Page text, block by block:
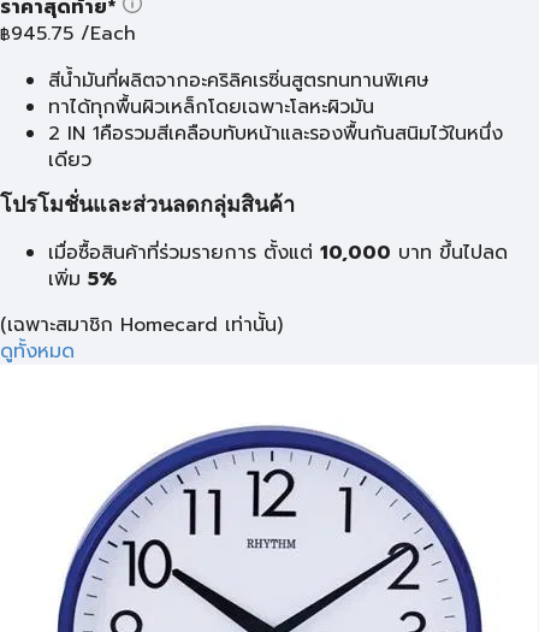
ราคาสุดท้าย*
฿945.75 /Each
สีน้ำมันที่ผลิตจากอะคริลิคเรซิ่นสูตรทนทานพิเศษ
ทาได้ทุกพื้นผิวเหล็กโดยเฉพาะโลหะผิวมัน
2 IN 1คือรวมสีเคลือบทับหน้าและรองพื้นกันสนิมไว้ในหนึ่ง
เดียว
โปรโมชั่นและส่วนลดกลุ่มสินค้า
เมื่อซื้อสินค้าที่ร่วมรายการ ตั้งแต่ 10,000 บาท ขึ้นไปลด
เพิ่ม 5%
(เฉพาะสมาชิก Homecard เท่านั้น)
ดูทั้งหมด